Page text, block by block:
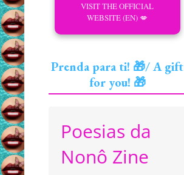
VISIT THE OFFICIAL
WEBSITE (EN) 💋
Prenda para ti! 🎁/ A gift
for you! 🎁
Poesias da
Nonô Zine